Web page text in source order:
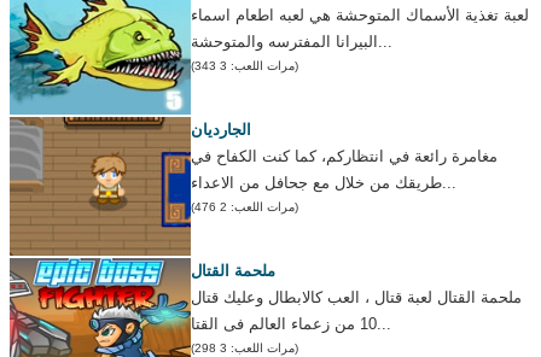
لعبة تغذية الأسماك المتوحشة هي لعبه اطعام اسماء
البيرانا المفترسه والمتوحشة...
(مرات اللعب: 3 343)
الجارديان
مغامرة رائعة في انتظاركم، كما كنت الكفاح في
طريقك من خلال مع جحافل من الاعداء...
(مرات اللعب: 2 476)
ملحمة القتال
ملحمة القتال لعبة قتال ، العب كالابطال وعليك قتال
10 من زعماء العالم فى القتا...
(مرات اللعب: 3 298)